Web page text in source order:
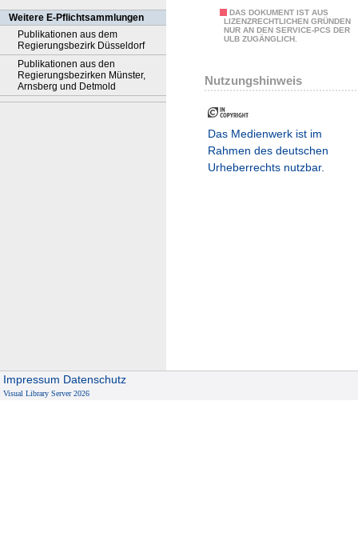
Weitere E-Pflichtsammlungen
Publikationen aus dem
Regierungsbezirk Düsseldorf
Publikationen aus den
Regierungsbezirken Münster,
Arnsberg und Detmold
DAS DOKUMENT IST AUS
LIZENZRECHTLICHEN GRÜNDEN
NUR AN DEN SERVICE-PCS DER
ULB ZUGÄNGLICH.
Nutzungshinweis
Das Medienwerk ist im
Rahmen des deutschen
Urheberrechts nutzbar.
Impressum Datenschutz
Visual Library Server 2026